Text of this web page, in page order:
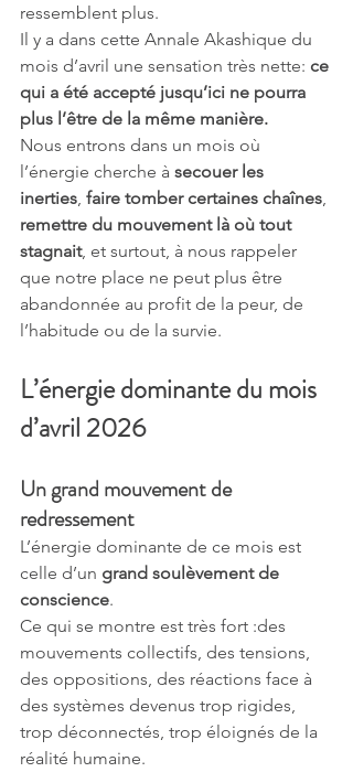
ressemblent plus.
Il y a dans cette Annale Akashique du
mois d’avril une sensation très nette: ce
qui a été accepté jusqu’ici ne pourra
plus l’être de la même manière.
Nous entrons dans un mois où
l’énergie cherche à secouer les
inerties, faire tomber certaines chaînes,
remettre du mouvement là où tout
stagnait, et surtout, à nous rappeler
que notre place ne peut plus être
abandonnée au profit de la peur, de
l’habitude ou de la survie.
L’énergie dominante du mois
d’avril 2026
Un grand mouvement de
redressement
L’énergie dominante de ce mois est
celle d’un grand soulèvement de
conscience.
Ce qui se montre est très fort :des
mouvements collectifs, des tensions,
des oppositions, des réactions face à
des systèmes devenus trop rigides,
trop déconnectés, trop éloignés de la
réalité humaine.